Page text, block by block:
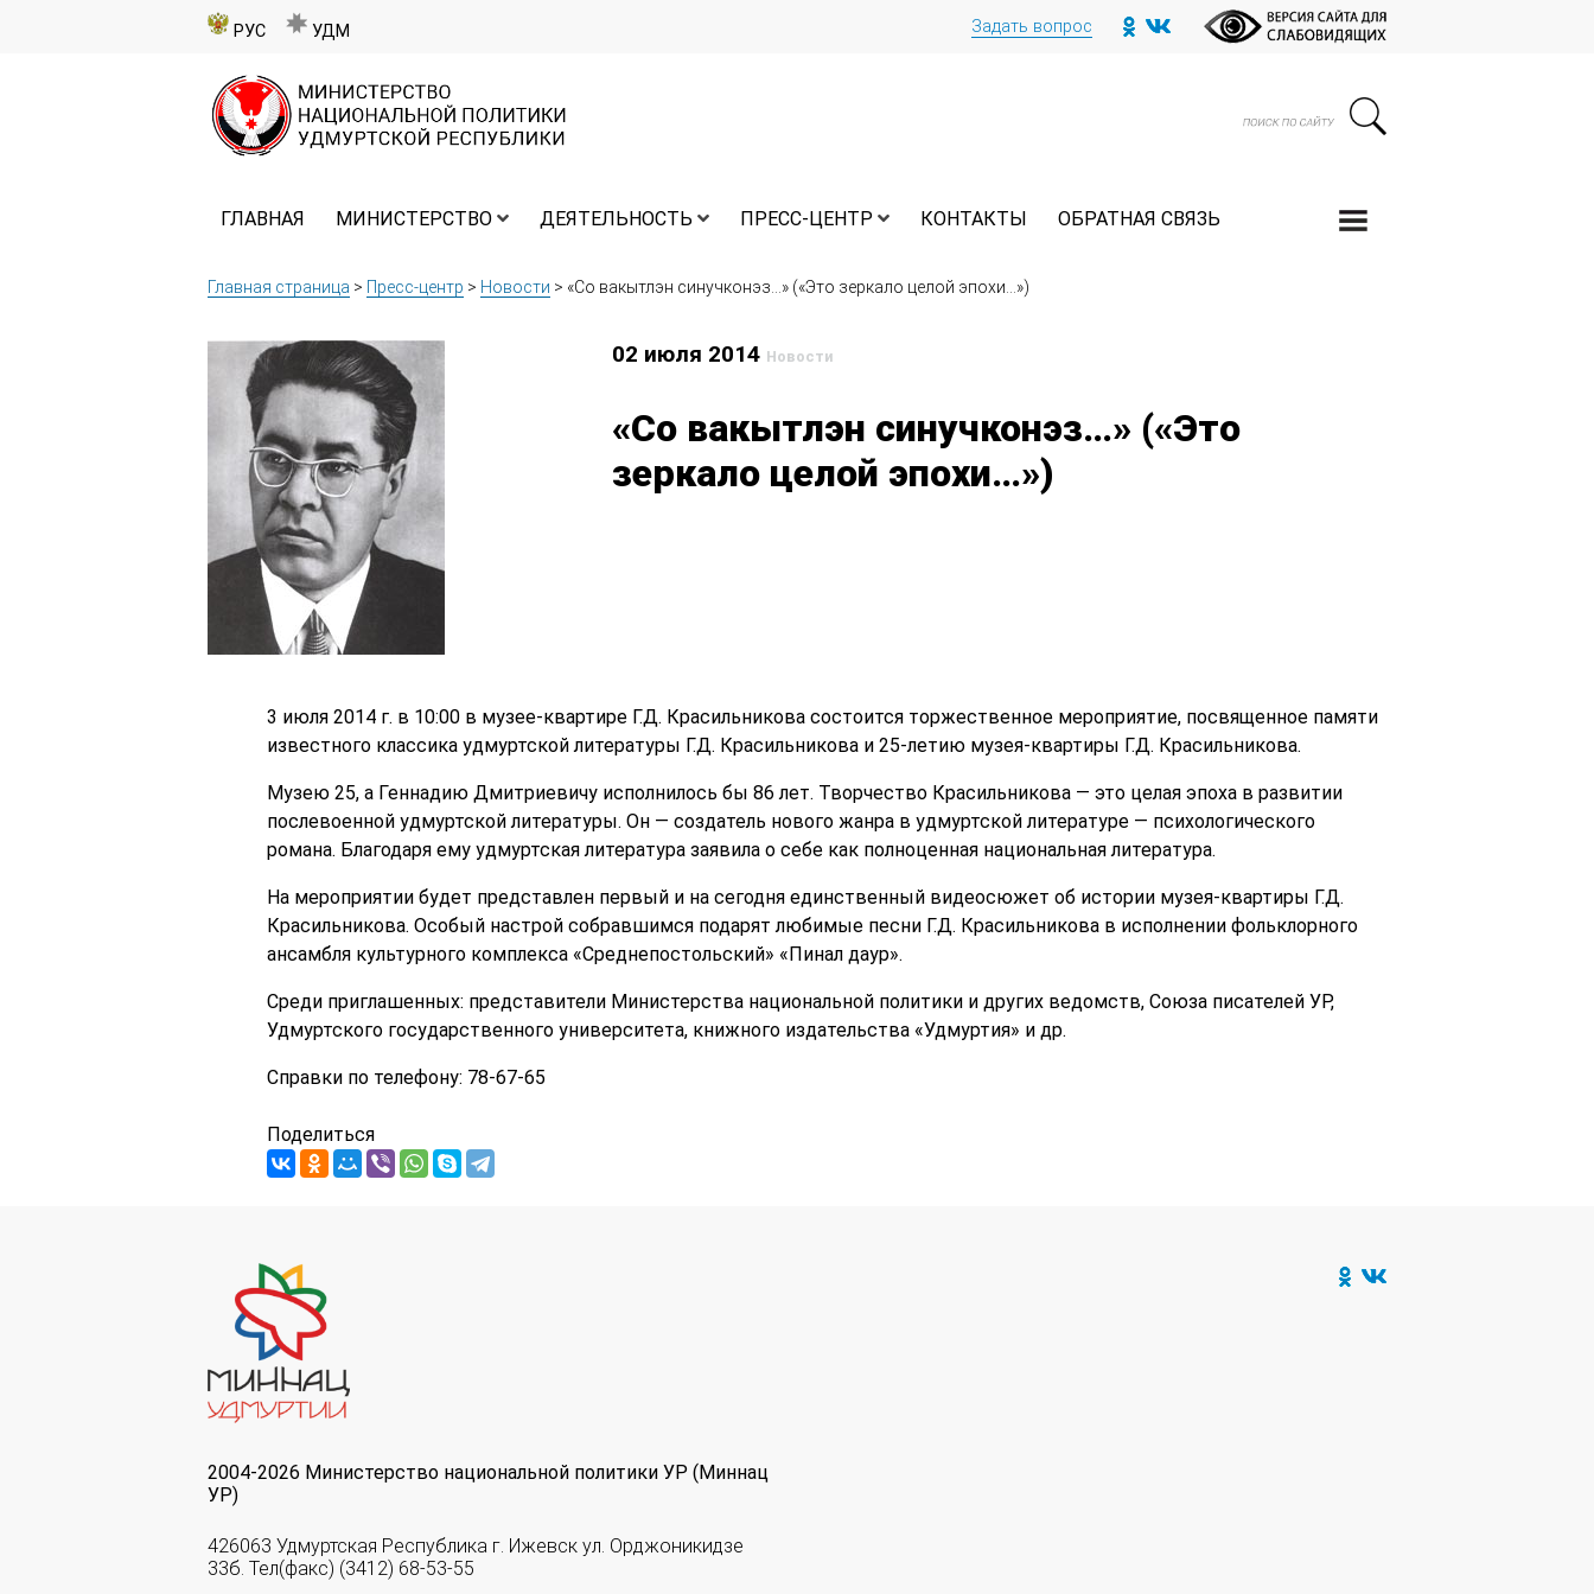
РУС УДМ Задать вопрос
ГЛАВНАЯ МИНИСТЕРСТВО ДЕЯТЕЛЬНОСТЬ ПРЕСС-ЦЕНТР КОНТАКТЫ ОБРАТНАЯ СВЯЗЬ
Главная страница > Пресс-центр > Новости > «Со вакытлэн синучконэз…» («Это зеркало целой эпохи…»)
02 июля 2014 Новости
«Со вакытлэн синучконэз…» («Это
зеркало целой эпохи…»)
3 июля 2014 г. в 10:00 в музее-квартире Г.Д. Красильникова состоится торжественное мероприятие, посвященное памяти
известного классика удмуртской литературы Г.Д. Красильникова и 25-летию музея-квартиры Г.Д. Красильникова.
Музею 25, а Геннадию Дмитриевичу исполнилось бы 86 лет. Творчество Красильникова — это целая эпоха в развитии
послевоенной удмуртской литературы. Он — создатель нового жанра в удмуртской литературе — психологического
романа. Благодаря ему удмуртская литература заявила о себе как полноценная национальная литература.
На мероприятии будет представлен первый и на сегодня единственный видеосюжет об истории музея-квартиры Г.Д.
Красильникова. Особый настрой собравшимся подарят любимые песни Г.Д. Красильникова в исполнении фольклорного
ансамбля культурного комплекса «Среднепостольский» «Пинал даур».
Среди приглашенных: представители Министерства национальной политики и других ведомств, Союза писателей УР,
Удмуртского государственного университета, книжного издательства «Удмуртия» и др.
Справки по телефону: 78-67-65
Поделиться
2004-2026 Министерство национальной политики УР (Миннац
УР)
426063 Удмуртская Республика г. Ижевск ул. Орджоникидзе
33б. Тел(факс) (3412) 68-53-55